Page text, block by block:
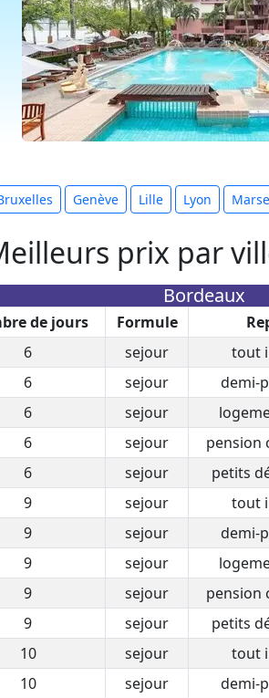
Genève Lille Lyon
prix par
Bordeaux
de jours Formule
6 sejour tout
6 sejour demi-
6 sejour
6 sejour pension
6 sejour petits
9 sejour tout
9 sejour demi-
9 sejour
9 sejour pension
9 sejour petits
10 sejour tout
10 sejour demi-